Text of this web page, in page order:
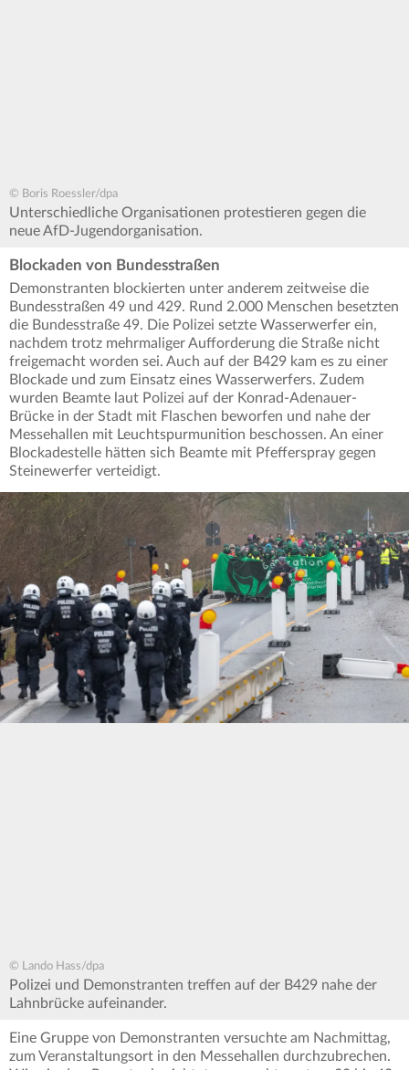
© Boris Roessler/dpa
Unterschiedliche Organisationen protestieren gegen die
neue AfD-Jugendorganisation.
Blockaden von Bundesstraßen
Demonstranten blockierten unter anderem zeitweise die
Bundesstraßen 49 und 429. Rund 2.000 Menschen besetzten
die Bundesstraße 49. Die Polizei setzte Wasserwerfer ein,
nachdem trotz mehrmaliger Aufforderung die Straße nicht
freigemacht worden sei. Auch auf der B429 kam es zu einer
Blockade und zum Einsatz eines Wasserwerfers. Zudem
wurden Beamte laut Polizei auf der Konrad-Adenauer-
Brücke in der Stadt mit Flaschen beworfen und nahe der
Messehallen mit Leuchtspurmunition beschossen. An einer
Blockadestelle hätten sich Beamte mit Pfefferspray gegen
Steinewerfer verteidigt.
© Lando Hass/dpa
Polizei und Demonstranten treffen auf der B429 nahe der
Lahnbrücke aufeinander.
Eine Gruppe von Demonstranten versuchte am Nachmittag,
zum Veranstaltungsort in den Messehallen durchzubrechen.